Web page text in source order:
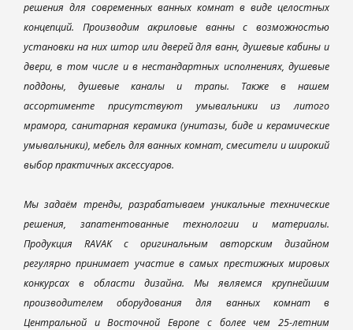
решения для современных ванных комнат в виде целостных
концепций. Производим акриловые ванны с возможностью
установки на них штор или дверей для ванн, душевые кабины и
двери, в том числе и в нестандартных исполнениях, душевые
поддоны, душевые каналы и трапы. Также в нашем
ассортименте присутствуют умывальники из литого
мрамора, санитарная керамика (унитазы, биде и керамические
умывальники), мебель для ванных комнат, смесители и широкий
выбор практичных аксессуаров.
Мы задаём тренды, разрабатываем уникальные технические
решения, запатентованные технологии и материалы.
Продукция RAVAK с оригинальным авторским дизайном
регулярно принимает участие в самых престижных мировых
конкурсах в области дизайна. Мы являемся крупнейшим
производителем оборудования для ванных комнат в
Центральной и Восточной Европе с более чем 25-летним